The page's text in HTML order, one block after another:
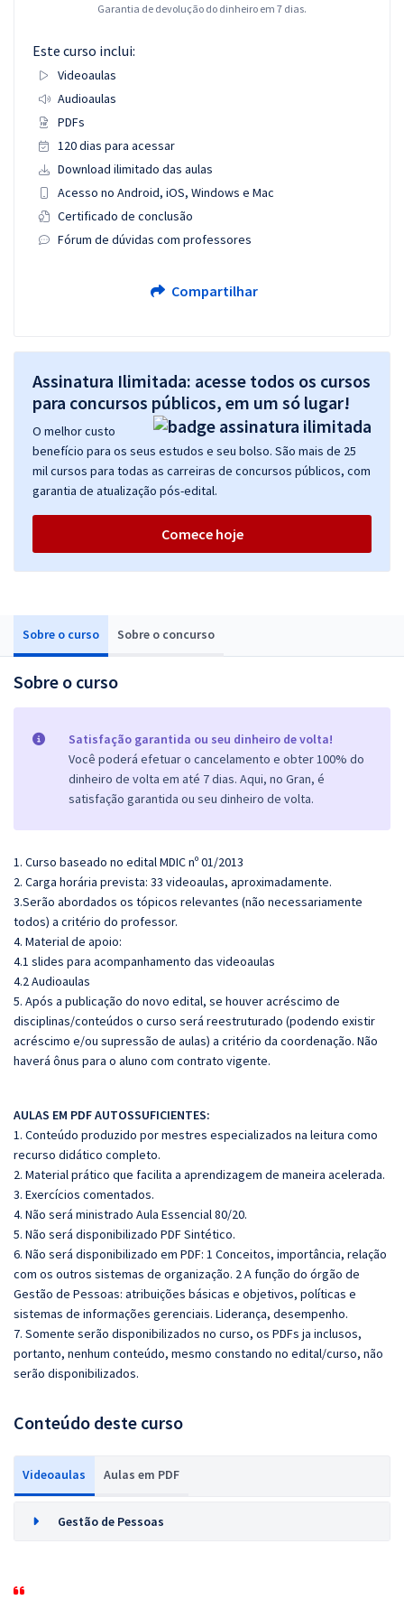
Sobre o curso Sobre o concurso
Sobre o curso
Satisfação garantida ou seu dinheiro de volta!
Você poderá efetuar o cancelamento e obter 100% do
dinheiro de volta em até 7 dias. Aqui, no Gran, é
satisfação garantida ou seu dinheiro de volta.
1. Curso baseado no edital MDIC nº 01/2013
2. Carga horária prevista: 33 videoaulas, aproximadamente.
3.Serão abordados os tópicos relevantes (não necessariamente
todos) a critério do professor.
4. Material de apoio:
4.1 slides para acompanhamento das videoaulas
4.2 Audioaulas
5. Após a publicação do novo edital, se houver acréscimo de
disciplinas/conteúdos o curso será reestruturado (podendo existir
acréscimo e/ou supressão de aulas) a critério da coordenação. Não
haverá ônus para o aluno com contrato vigente.
AULAS EM PDF AUTOSSUFICIENTES:
1. Conteúdo produzido por mestres especializados na leitura como
recurso didático completo.
2. Material prático que facilita a aprendizagem de maneira acelerada.
3. Exercícios comentados.
4. Não será ministrado Aula Essencial 80/20.
5. Não será disponibilizado PDF Sintético.
6. Não será disponibilizado em PDF: 1 Conceitos, importância, relação
com os outros sistemas de organização. 2 A função do órgão de
Gestão de Pessoas: atribuições básicas e objetivos, políticas e
sistemas de informações gerenciais. Liderança, desempenho.
7. Somente serão disponibilizados no curso, os PDFs ja inclusos,
portanto, nenhum conteúdo, mesmo constando no edital/curso, não
serão disponibilizados.
Conteúdo deste curso
Videoaulas Aulas em PDF
Gestão de Pessoas
Garantia de devolução do dinheiro em 7 dias.
Este curso inclui:
Videoaulas
Audioaulas
PDFs
120 dias para acessar
Download ilimitado das aulas
Acesso no Android, iOS, Windows e Mac
Certificado de conclusão
Fórum de dúvidas com professores
Compartilhar
Assinatura Ilimitada: acesse todos os cursos
para concursos públicos, em um só lugar!
O melhor custo
benefício para os seus estudos e seu bolso. São mais de 25
mil cursos para todas as carreiras de concursos públicos, com
garantia de atualização pós-edital.
Comece hoje